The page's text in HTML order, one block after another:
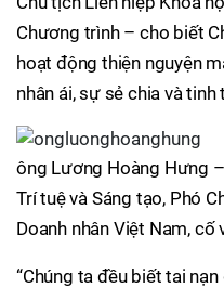
Chương trình – cho biết
hoạt động thiện nguyện
nhân ái, sự sẻ chia và
ông Lương Hoàng Hưng
Trí tuệ và Sáng tạo, Phó
Doanh nhân Việt Nam, cố
“Chúng ta đều biết tai